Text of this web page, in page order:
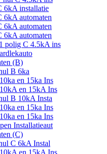
6kA installatie
6kA automaten
6kA automaten
6kA automaten
polig C 4.5kA ins
(B)
B 6ka
en 15ka Ins
en 15kA Ins
B 10kA Insta
en 15ka Ins
en 15ka Ins
Installatieaut
(C)
C 6kA Instal
en 15kA Ins